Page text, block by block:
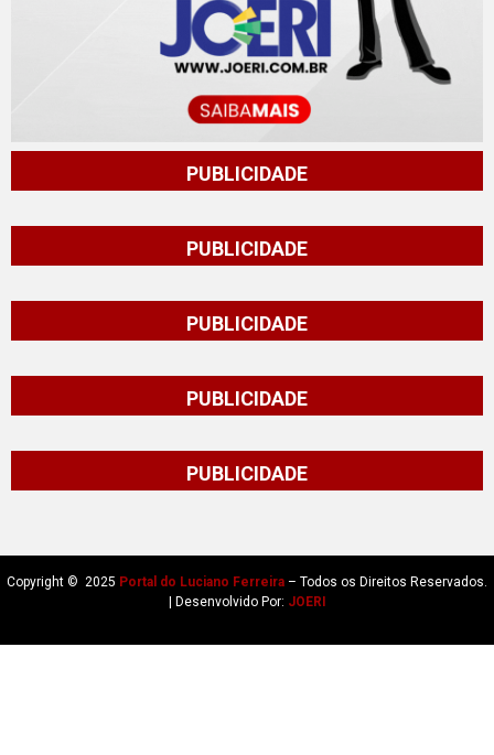
PUBLICIDADE
PUBLICIDADE
PUBLICIDADE
PUBLICIDADE
PUBLICIDADE
Copyright © 2025 Portal do Luciano Ferreira – Todos os Direitos Reservados.
| Desenvolvido Por: JOERI